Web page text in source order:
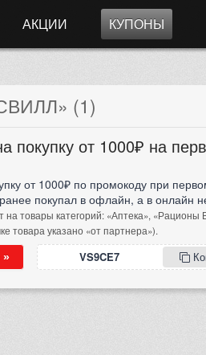
АКЦИИ КУПОНЫ
(1)
покупку от 1000₽ на
от 1000₽ по промокоду при
покупал в офлайн, а в онлайн
на товары категорий: «Аптека»,
товара указано «от партнера»).
» VS9CE7